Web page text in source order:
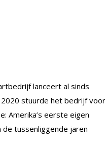
lanceert al sinds
stuurde het bedrijf voor
Amerika’s eerste eigen
tussenliggende jaren